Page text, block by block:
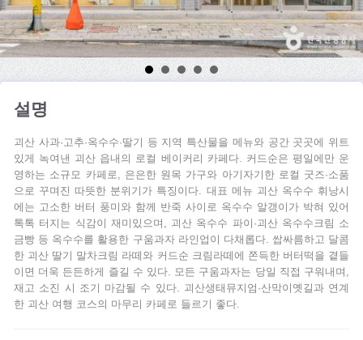
설명
괴산 사과·고추·옥수수·딸기 등 지역 특산물을 메뉴와 공간 곳곳에 위트
있게 녹여낸 괴산 읍내의 로컬 베이커리 카페다. 커드순은 평일에만 운
영하는 소규모 카페로, 은은한 원목 가구와 아기자기한 로컬 굿즈·소품
으로 꾸며진 따뜻한 분위기가 특징이다. 대표 메뉴 괴산 옥수수 휘낭시
에는 고소한 버터 풍미와 함께 반죽 사이로 옥수수 알갱이가 박혀 있어
톡톡 터지는 식감이 재미있으며, 괴산 옥수수 파이·괴산 옥수수크림 소
금빵 등 옥수수를 활용한 구움과자 라인업이 다채롭다. 쌉싸름하고 달콤
한 괴산 딸기 말차크림 라떼와 커드순 크림라떼에 쫀득한 버터떡을 곁들
이면 더욱 든든하게 즐길 수 있다. 모든 구움과자는 당일 직접 구워내며,
재고 소진 시 조기 마감될 수 있다. 괴산생태뮤지엄·산막이옛길과 연계
한 괴산 여행 코스의 마무리 카페로 들르기 좋다.